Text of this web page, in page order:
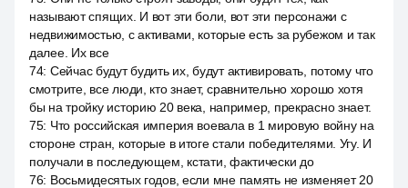
называют спящих. И вот эти боли, вот эти персонажи с
недвижимостью, с активами, которые есть за рубежом и так
далее. Их все
74: Сейчас будут будить их, будут активировать, потому что
смотрите, все люди, кто знает, сравнительно хорошо хотя
бы на тройку историю 20 века, например, прекрасно знает.
75: Что российская империя воевала в 1 мировую войну на
стороне стран, которые в итоге стали победителями. Угу. И
получали в последующем, кстати, фактически до
76: Восьмидесятых годов, если мне память не изменяет 20